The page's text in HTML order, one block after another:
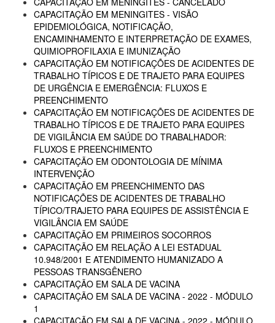
CAPACITAÇÃO EM MENINGITES - VISÃO
EPIDEMIOLÓGICA, NOTIFICAÇÃO,
ENCAMINHAMENTO E INTERPRETAÇÃO DE EXAMES,
QUIMIOPROFILAXIA E IMUNIZAÇÃO
CAPACITAÇÃO EM NOTIFICAÇÕES DE ACIDENTES DE
TRABALHO TÍPICOS E DE TRAJETO PARA EQUIPES
DE URGÊNCIA E EMERGÊNCIA: FLUXOS E
PREENCHIMENTO
CAPACITAÇÃO EM NOTIFICAÇÕES DE ACIDENTES DE
TRABALHO TÍPICOS E DE TRAJETO PARA EQUIPES
DE VIGILÂNCIA EM SAÚDE DO TRABALHADOR:
FLUXOS E PREENCHIMENTO
CAPACITAÇÃO EM ODONTOLOGIA DE MÍNIMA
INTERVENÇÃO
CAPACITAÇÃO EM PREENCHIMENTO DAS
NOTIFICAÇÕES DE ACIDENTES DE TRABALHO
TÍPICO/TRAJETO PARA EQUIPES DE ASSISTÊNCIA E
VIGILÂNCIA EM SAÚDE
CAPACITAÇÃO EM PRIMEIROS SOCORROS
CAPACITAÇÃO EM RELAÇÃO A LEI ESTADUAL
10.948/2001 E ATENDIMENTO HUMANIZADO A
PESSOAS TRANSGÊNERO
CAPACITAÇÃO EM SALA DE VACINA
CAPACITAÇÃO EM SALA DE VACINA - 2022 - MÓDULO
1
CAPACITAÇÃO EM SALA DE VACINA - 2022 - MÓDULO